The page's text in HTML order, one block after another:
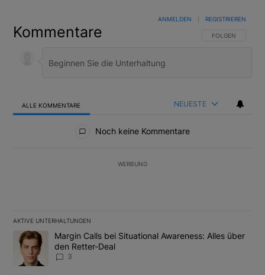
Kommentare FOLGE DIESER
FOLGEN
ANMELDEN REGISTRIEREN
ALLE KOMMENTARE NEUESTE
Noch keine Kommentare
WERBUNG
AKTIVE UNTERHALTUNGEN
Das Folgende ist eine Liste der am meisten kommentierten
Ein Trendartikel mit dem Titel "Margin Calls bei Situational
Margin Calls bei Situational Awareness: Alles über
den Retter-Deal
3